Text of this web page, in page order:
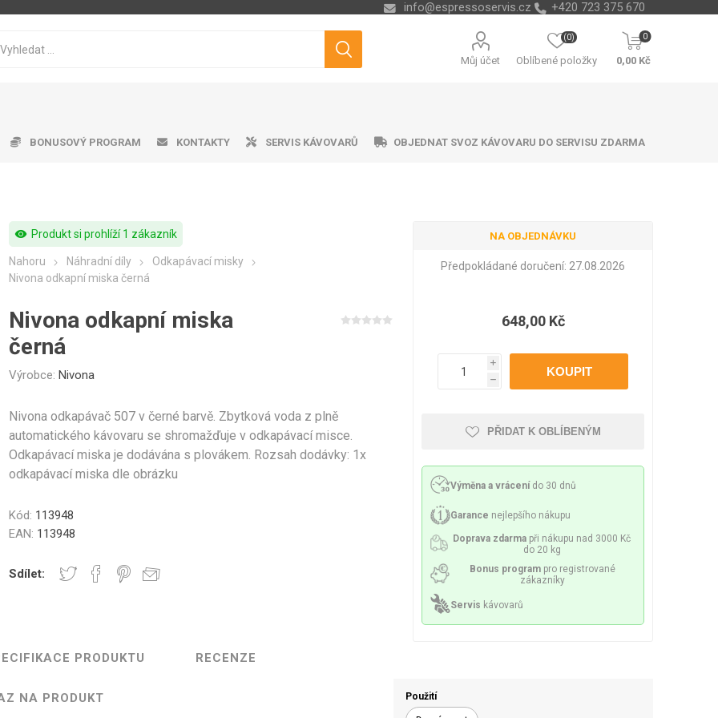
info@espressoservis.cz +420 723 375 670
Můj účet Oblíbené položky
(0) 0
0,00 Kč
pražená káva Značková káva
kávovary Pákové kávovary
ke kávovarům Pěniče mléka
a Sklenice
na vodu Výrobník mléčné pěny
Části krytu Mazivo
Topná tělesa a spirály Čerpadla
professional Čistící prostředky
Cukry Dárkové předměty
Philips Saeco Dr.Coffee Melitta Cleamen
Professional
Lamart
BONUSOVÝ PROGRAM KONTAKTY SERVIS KÁVOVARŮ OBJEDNAT SVOZ KÁVOVARU DO SERVISU ZDARMA
visibility Produkt si prohlíží 1 zákazník
Nahoru Náhradní díly
Odkapávací misky
Nivona odkapní miska černá
Nivona odkapní miska
černá
Výrobce: Nivona
Nivona odkapávač 507 v černé barvě. Zbytková voda z plně
automatického kávovaru se shromažďuje v odkapávací misce.
Odkapávací miska je dodávána s plovákem. Rozsah dodávky: 1x
odkapávací miska dle obrázku
Kód: 113948
EAN: 113948
Sdílet:
NA OBJEDNÁVKU
Předpokládané doručení: 27.08.2026
648,00 Kč
i
h
PŘIDAT K OBLÍBENÝM
Výměna a vrácení do 30 dnů
Garance nejlepšího nákupu
Doprava zdarma při nákupu nad 3000 Kč
do 20 kg
Bonus program pro registrované
zákazníky
Servis kávovarů
Použití
PRODUKTU RECENZE
NA PRODUKT